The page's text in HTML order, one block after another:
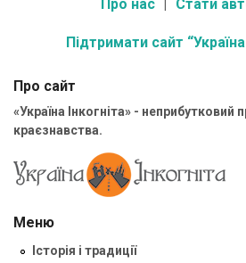
Про нас Стати
Підтримати сайт “Україна
Про сайт
«Україна Інкогніта» - неприбутковий
краєзнавства.
Меню
Історія і традиції